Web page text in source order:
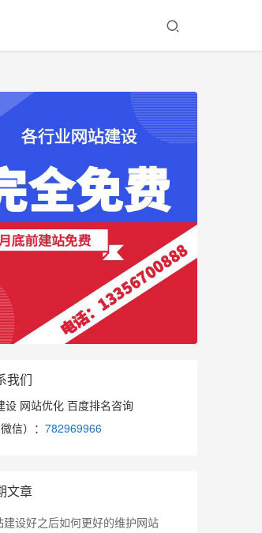
我们
设 网站优化 百度排名咨询
信）： 782969966
文章
建设好之后如何更好的维护网站